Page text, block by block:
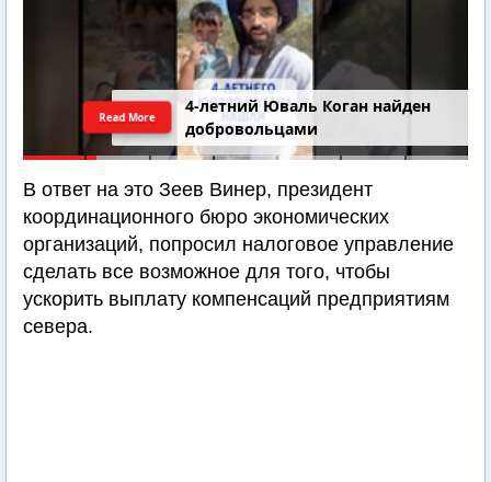
4-летний Юваль Коган найден
добровольцами
Read More
В ответ на это Зеев Винер, президент
координационного бюро экономических
организаций, попросил налоговое управление
сделать все возможное для того, чтобы
ускорить выплату компенсаций предприятиям
севера.